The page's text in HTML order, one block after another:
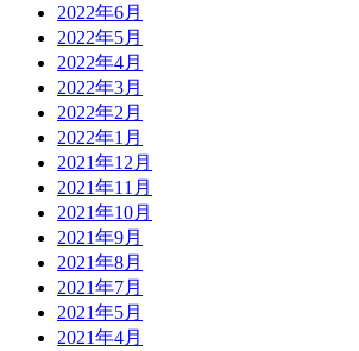
2022年6月
2022年5月
2022年4月
2022年3月
2022年2月
2022年1月
2021年12月
2021年11月
2021年10月
2021年9月
2021年8月
2021年7月
2021年5月
2021年4月